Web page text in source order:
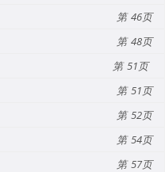
46
48
51
51
52
54
57